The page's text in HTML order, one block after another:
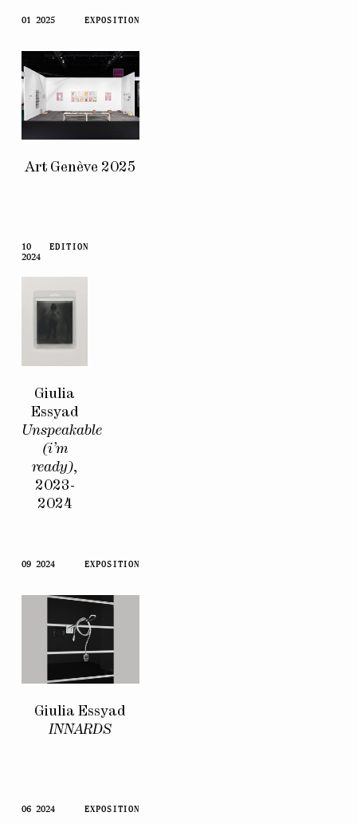
01 2025 EXPOSITION
Art Genève 2025
10
2024
EDITION
Giulia
Essyad
Unspeakable
(i’m
ready),
2023-
2024
09 2024 EXPOSITION
Giulia Essyad
INNARDS
06 2024 EXPOSITION